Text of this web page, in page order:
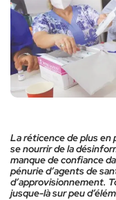
La réticence de plus en
se nourrir de la
manque de confiance
pénurie d’agents de
d’approvisionnement.
jusque-là sur peu